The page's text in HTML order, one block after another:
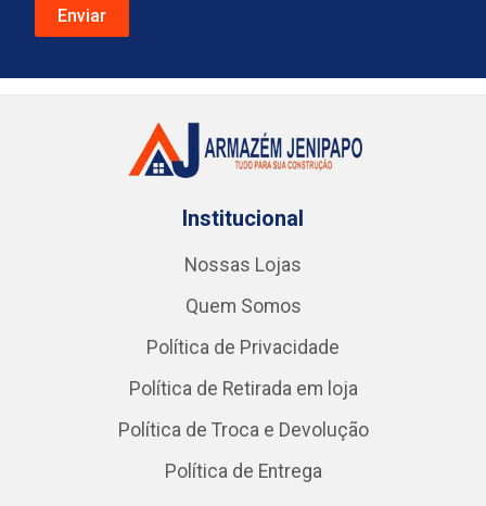
Institucional
Nossas Lojas
Quem Somos
Política de Privacidade
Política de Retirada em loja
Política de Troca e Devolução
Política de Entrega